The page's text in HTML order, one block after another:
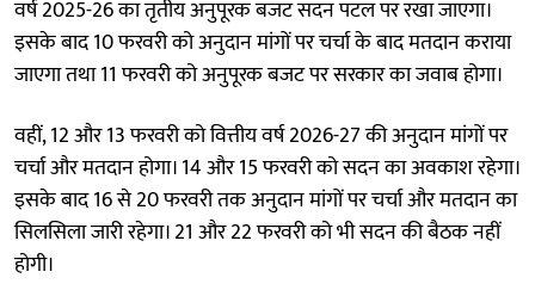
वर्ष 2025-26 का तृतीय अनुपूरक बजट सदन पटल पर रखा जाएगा।
इसके बाद 10 फरवरी को अनुदान मांगों पर चर्चा के बाद मतदान कराया
जाएगा तथा 11 फरवरी को अनुपूरक बजट पर सरकार का जवाब होगा।
वहीं, 12 और 13 फरवरी को वित्तीय वर्ष 2026-27 की अनुदान मांगों पर
चर्चा और मतदान होगा। 14 और 15 फरवरी को सदन का अवकाश रहेगा।
इसके बाद 16 से 20 फरवरी तक अनुदान मांगों पर चर्चा और मतदान का
सिलसिला जारी रहेगा। 21 और 22 फरवरी को भी सदन की बैठक नहीं
होगी।